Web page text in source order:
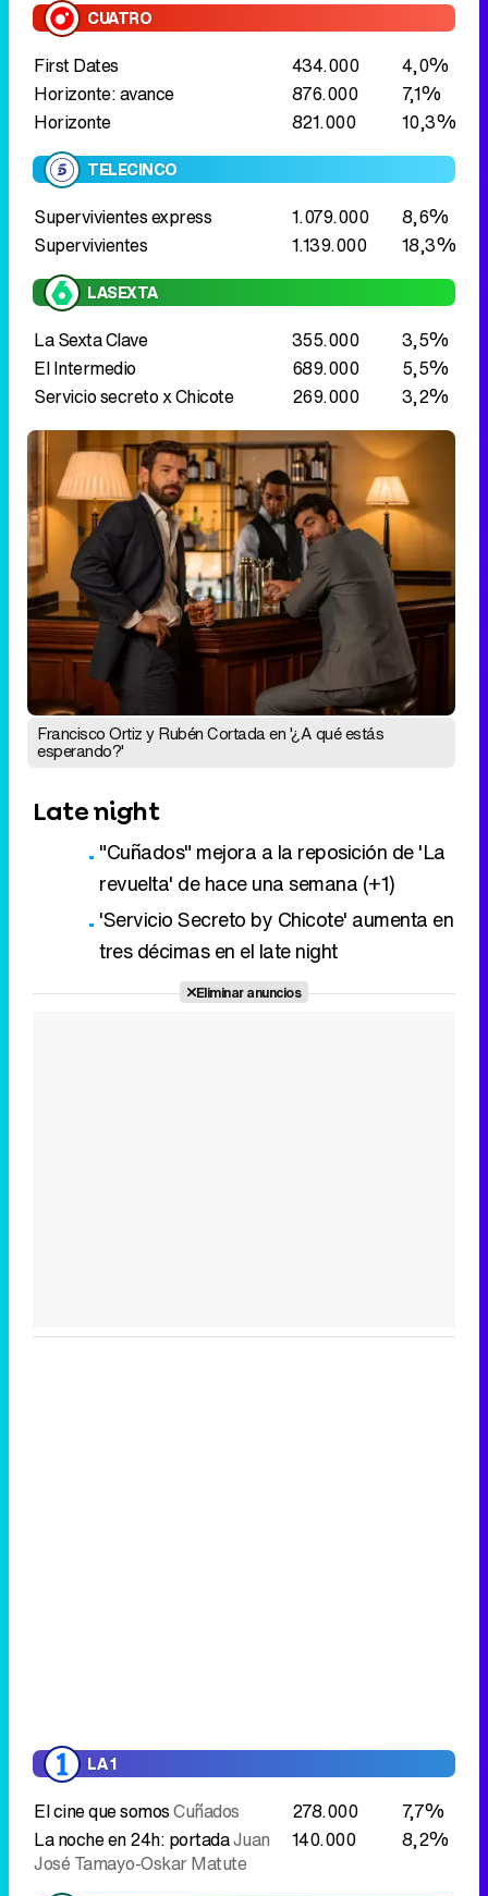
CUATRO
First Dates 434.000
4,0%
Horizonte: avance
876.000
7,1%
Horizonte
821.000 10,3%
TELECINCO
Supervivientes express 1.079.000
8,6%
Supervivientes
1.139.000 18,3%
LASEXTA
La Sexta Clave 355.000
3,5%
El Intermedio
689.000
5,5%
Servicio secreto x Chicote
269.000 3,2%
Francisco Ortiz y Rubén Cortada en '¿A qué estás
esperando?'
Late night
"Cuñados" mejora a la reposición de 'La
revuelta' de hace una semana (+1)
'Servicio Secreto by Chicote' aumenta en
tres décimas en el late night
Eliminar anuncios
LA 1
El cine que somosCuñados 278.000
7,7%
La noche en 24h: portadaJuan
José Tamayo-Oskar Matute
140.000 8,2%